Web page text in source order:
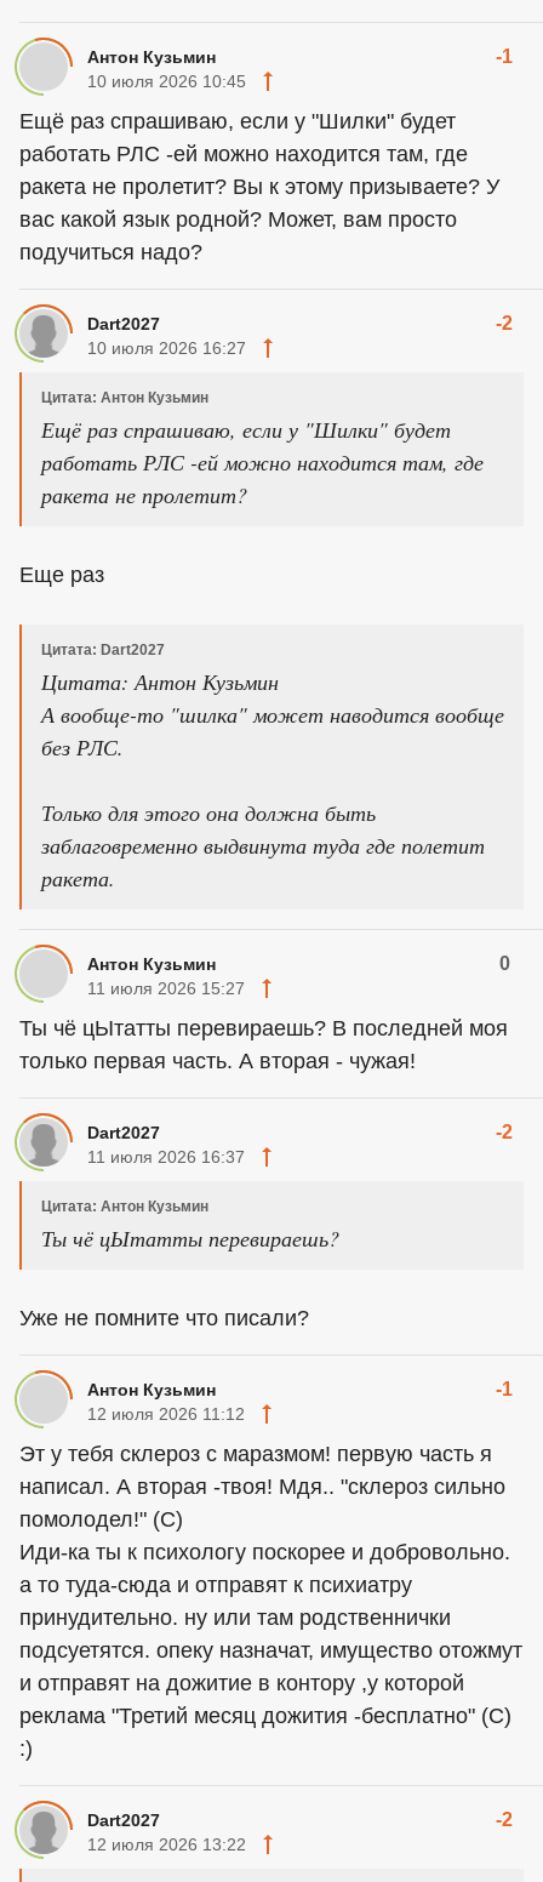
Антон Кузьмин -1
10 июля 2026 10:45
Ещё раз спрашиваю, если у "Шилки" будет
работать РЛС -ей можно находится там, где
ракета не пролетит? Вы к этому призываете? У
вас какой язык родной? Может, вам просто
подучиться надо?
Dart2027 -2
10 июля 2026 16:27
Цитата: Антон Кузьмин
Ещё раз спрашиваю, если у "Шилки" будет
работать РЛС -ей можно находится там, где
ракета не пролетит?
Еще раз
Цитата: Dart2027
Цитата: Антон Кузьмин
А вообще-то "шилка" может наводится вообще
без РЛС.
Только для этого она должна быть
заблаговременно выдвинута туда где полетит
ракета.
Антон Кузьмин 0
11 июля 2026 15:27
Ты чё цЫтатты перевираешь? В последней моя
только первая часть. А вторая - чужая!
Dart2027 -2
11 июля 2026 16:37
Цитата: Антон Кузьмин
Ты чё цЫтатты перевираешь?
Уже не помните что писали?
Антон Кузьмин -1
12 июля 2026 11:12
Эт у тебя склероз с маразмом! первую часть я
написал. А вторая -твоя! Мдя.. "склероз сильно
помолодел!" (С)
Иди-ка ты к психологу поскорее и добровольно.
а то туда-сюда и отправят к психиатру
принудительно. ну или там родственнички
подсуетятся. опеку назначат, имущество отожмут
и отправят на дожитие в контору ,у которой
реклама "Третий месяц дожития -бесплатно" (С)
:)
Dart2027 -2
12 июля 2026 13:22